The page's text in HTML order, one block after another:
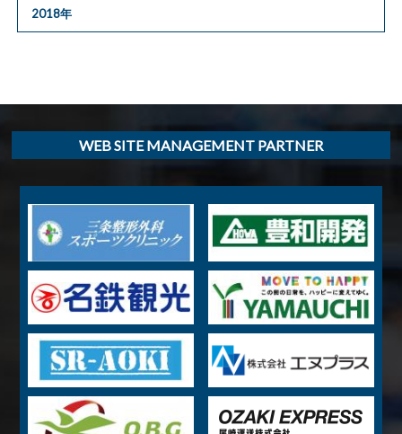
2018年
WEB SITE MANAGEMENT PARTNER